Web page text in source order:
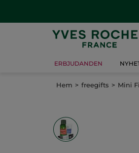
ERBJUDANDEN
Hem freegifts Mini